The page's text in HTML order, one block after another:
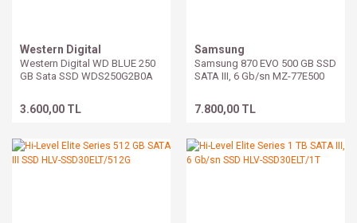
Western Digital
Western Digital WD BLUE 250
GB Sata SSD WDS250G2B0A
3.600,00 TL
Samsung
Samsung 870 EVO 500 GB SSD
SATA III, 6 Gb/sn MZ-77E500
7.800,00 TL